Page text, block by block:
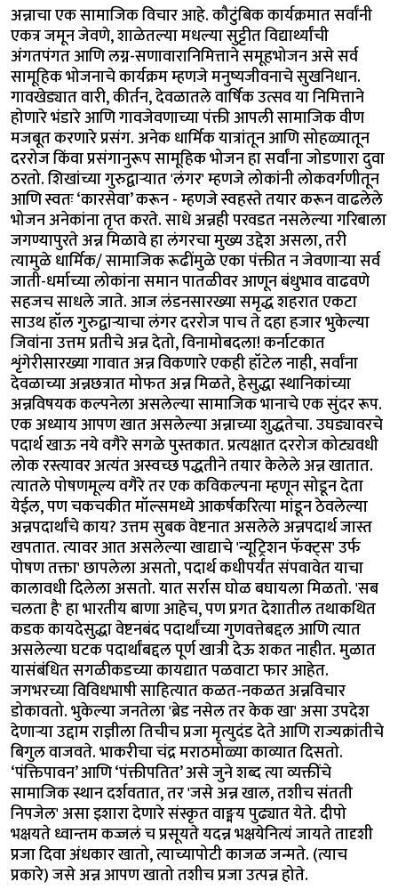
अन्नाचा एक सामाजिक विचार आहे. कौटुंबिक कार्यक्रमात सर्वांनी
एकत्र जमून जेवणे, शाळेतल्या मधल्या सुट्टीत विद्यार्थ्यांची
अंगतपंगत आणि लग्न-सणावारानिमित्ताने समूहभोजन असे सर्व
सामूहिक भोजनाचे कार्यक्रम म्हणजे मनुष्यजीवनाचे सुखनिधान.
गावखेड्यात वारी, कीर्तन, देवळातले वार्षिक उत्सव या निमित्ताने
होणारे भंडारे आणि गावजेवणाच्या पंक्ती आपली सामाजिक वीण
मजबूत करणारे प्रसंग. अनेक धार्मिक यात्रांतून आणि सोहळ्यातून
दररोज किंवा प्रसंगानुरूप सामूहिक भोजन हा सर्वांना जोडणारा दुवा
ठरतो. शिखांच्या गुरुद्वाऱ्यात 'लंगर' म्हणजे लोकांनी लोकवर्गणीतून
आणि स्वतः ‘कारसेवा’ करून - म्हणजे स्वहस्ते तयार करून वाढलेले
भोजन अनेकांना तृप्त करते. साधे अन्नही परवडत नसलेल्या गरिबाला
जगण्यापुरते अन्न मिळावे हा लंगरचा मुख्य उद्देश असला, तरी
त्यामुळे धार्मिक/ सामाजिक रूढींमुळे एका पंक्तीत न जेवणाऱ्या सर्व
जाती-धर्माच्या लोकांना समान पातळीवर आणून बंधुभाव वाढवणे
सहजच साधले जाते. आज लंडनसारख्या समृद्ध शहरात एकटा
साउथ हॉल गुरुद्वाऱ्याचा लंगर दररोज पाच ते दहा हजार भुकेल्या
जिवांना उत्तम प्रतीचे अन्न देतो, विनामोबदला! कर्नाटकात
शृंगेरीसारख्या गावात अन्न विकणारे एकही हॉटेल नाही, सर्वांना
देवळाच्या अन्नछत्रात मोफत अन्न मिळते, हेसुद्धा स्थानिकांच्या
अन्नविषयक कल्पनेला असलेल्या सामाजिक भानाचे एक सुंदर रूप.
एक अध्याय आपण खात असलेल्या अन्नाच्या शुद्धतेचा. उघड्यावरचे
पदार्थ खाऊ नये वगैरे सगळे पुस्तकात. प्रत्यक्षात दररोज कोट्यवधी
लोक रस्त्यावर अत्यंत अस्वच्छ पद्धतीने तयार केलेले अन्न खातात.
त्यातले पोषणमूल्य वगैरे तर एक कविकल्पना म्हणून सोडून देता
येईल, पण चकचकीत मॉल्समध्ये आकर्षकरित्या मांडून ठेवलेल्या
अन्नपदार्थांचे काय? उत्तम सुबक वेष्टनात असलेले अन्नपदार्थ जास्त
खपतात. त्यावर आत असलेल्या खाद्याचे 'न्यूट्रिशन फॅक्ट्स' उर्फ
पोषण तक्ता' छापलेला असतो, पदार्थ कधीपर्यंत संपवावेत याचा
कालावधी दिलेला असतो. यात सर्रास घोळ बघायला मिळतो. 'सब
चलता है' हा भारतीय बाणा आहेच, पण प्रगत देशातील तथाकथित
कडक कायदेसुद्धा वेष्टनबंद पदार्थांच्या गुणवत्तेबद्दल आणि त्यात
असलेल्या घटक पदार्थांबद्दल पूर्ण खात्री देऊ शकत नाहीत. मुळात
यासंबंधित सगळीकडच्या कायद्यात पळवाटा फार आहेत.
जगभरच्या विविधभाषी साहित्यात कळत-नकळत अन्नविचार
डोकावतो. भुकेल्या जनतेला 'ब्रेड नसेल तर केक खा' असा उपदेश
देणाऱ्या उद्दाम राज्ञीला तिचीच प्रजा मृत्युदंड देते आणि राज्यक्रांतीचे
बिगुल वाजवते. भाकरीचा चंद्र मराठमोळ्या काव्यात दिसतो.
‘पंक्तिपावन’ आणि ‘पंक्तीपतित’ असे जुने शब्द त्या व्यक्तींचे
सामाजिक स्थान दर्शवतात, तर 'जसे अन्न खाल, तशीच संतती
निपजेल' असा इशारा देणारे संस्कृत वाङ्मय पुढ्यात येते. दीपो
भक्षयते ध्वान्तम कज्जलं च प्रसूयते यदन्न भक्षयेनित्यं जायते तादृशी
प्रजा दिवा अंधकार खातो, त्याच्यापोटी काजळ जन्मते. (त्याच
प्रकारे) जसे अन्न आपण खातो तशीच प्रजा उत्पन्न होते.